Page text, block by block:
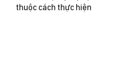
thuộc cách thực hiện